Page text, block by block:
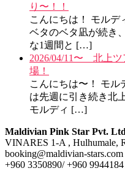
り〜！！
こんにちは！ モルデ
ベタのベタ凪が続き
な1週間と […]
2026/04/11〜 北上
場！
こんにちは〜！ モル
は先週に引き続き北
モルディ […]
Maldivian Pink Star Pvt.
VINARES 1-A , Hulhumale,
booking@maldivian-stars.com
+960 3350890/ +960 9944184